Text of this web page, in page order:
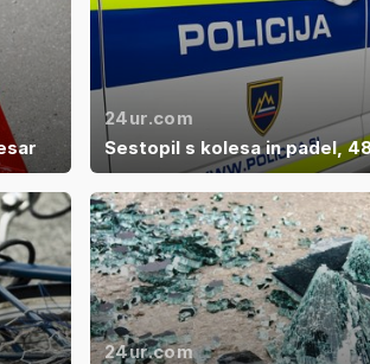
24ur.com
Sestopil s kolesa in padel,
24ur.com